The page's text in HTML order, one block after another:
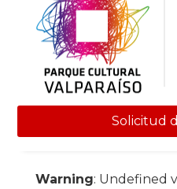
Solicitud
Warning: Undefined